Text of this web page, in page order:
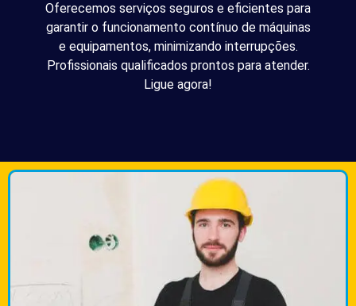
Oferecemos serviços seguros e eficientes para
garantir o funcionamento contínuo de máquinas
e equipamentos, minimizando interrupções.
Profissionais qualificados prontos para atender.
Ligue agora!